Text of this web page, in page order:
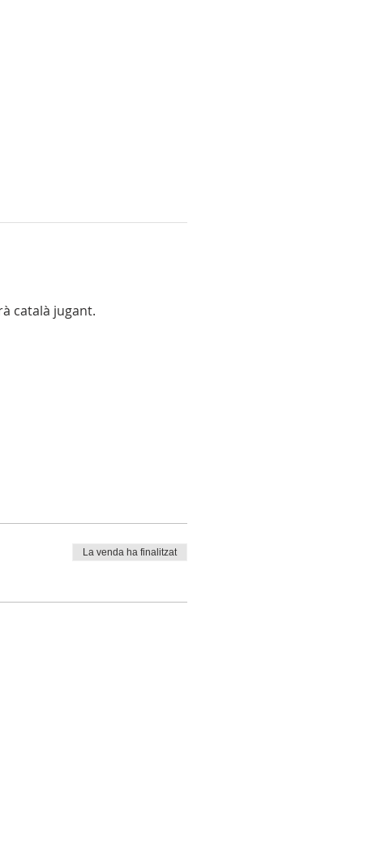
català jugant.
La venda ha finalitzat